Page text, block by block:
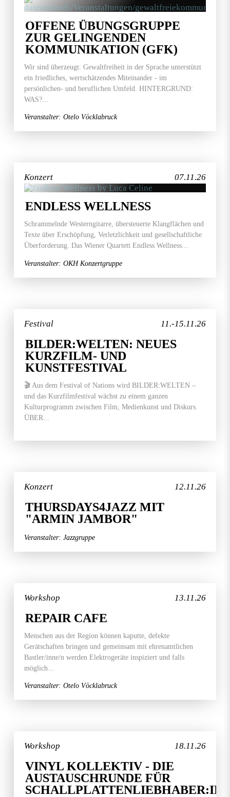
OFFENE ÜBUNGSGRUPPE
ZUR GELINGENDEN
KOMMUNIKATION (GFK)
Wir sind überzeugt: Gewaltfreiheit in der Sprache unterstützt
ein friedliches, wertschätzendes Miteinander - im
persönlichen- und beruflichen Umfeld. HINTERGRUND:
WAS?...
Veranstalter: Otelo Vöcklabruck
07.11.26
Konzert
ENDLESS WELLNESS
Schrammelnde Westerngitarre, übersteuerte Klangflächen und
Texte über Erschöpfung, Verletzlichkeit und gesellschaftliche
Überforderung. Das Wiener Quartett Endless Wellness...
Veranstalter: OKH Konzertgruppe
11.-15.11.26
Festival
BILDER:WELTEN: NEUES
KURZFILM- UND
KUNSTFESTIVAL
🎬 Aus dem Festival of Nations wird BILDER:WELTEN –
und das Kurzfilmfestival wächst zu einem ganzen
Kulturprogramm zwischen Film, Medienkunst und Diskurs.
ÜBER...
12.11.26
Konzert
THURSDAYS4JAZZ MIT
"ARMIN JAMBOR"
Veranstalter: Jazzgruppe
13.11.26
Workshop
REPAIR CAFE
Menschen aus der Region können kaputte, defekte
Gerätschaften bringen und gemeinsam mit ehrenamtlichen
Bastler/inne/n werden Elektrogeräte inspiziert und falls
möglich...
Veranstalter: Otelo Vöcklabruck
18.11.26
Workshop
VINYL KOLLEKTIV - DIE
AUSTAUSCHRUNDE FÜR